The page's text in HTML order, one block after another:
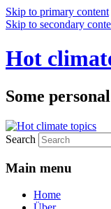
Skip to primary content
Skip to secondary
Hot
Some
Search
Main menu
Home